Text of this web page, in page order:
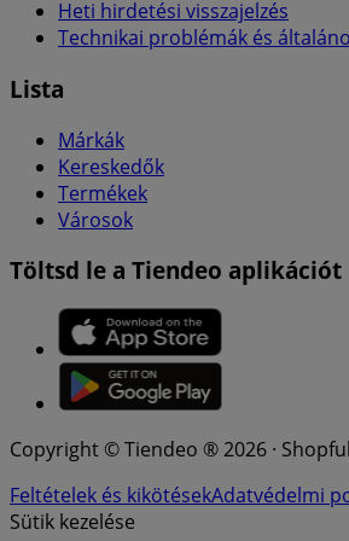
Heti hirdetési visszajelzés
Technikai problémák és
Lista
Márkák
Kereskedők
Termékek
Városok
Töltsd le a Tiendeo aplikációt
Copyright © Tiendeo ® 2026 ·
Feltételek és kikötésekAdatvédelmi
Sütik kezelése